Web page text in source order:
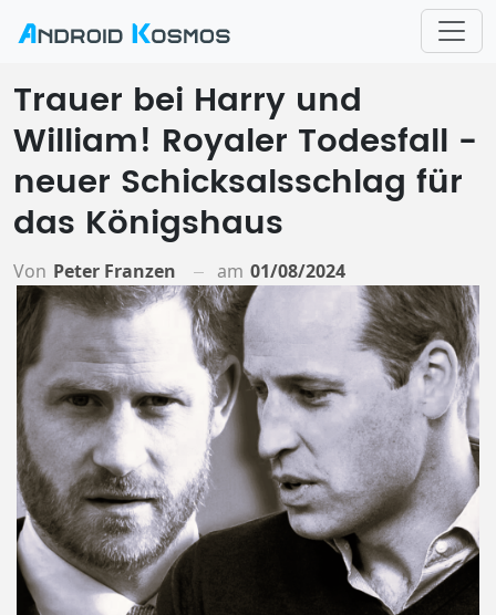
Trauer bei Harry und
William! Royaler Todesfall -
neuer Schicksalsschlag für
das Königshaus
Von Peter Franzen am 01/08/2024